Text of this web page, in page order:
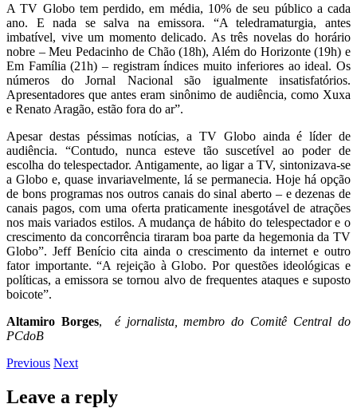
A TV Globo tem perdido, em média, 10% de seu público a cada
ano. E nada se salva na emissora. “A teledramaturgia, antes
imbatível, vive um momento delicado. As três novelas do horário
nobre – Meu Pedacinho de Chão (18h), Além do Horizonte (19h) e
Em Família (21h) – registram índices muito inferiores ao ideal. Os
números do Jornal Nacional são igualmente insatisfatórios.
Apresentadores que antes eram sinônimo de audiência, como Xuxa
e Renato Aragão, estão fora do ar”.
Apesar destas péssimas notícias, a TV Globo ainda é líder de
audiência. “Contudo, nunca esteve tão suscetível ao poder de
escolha do telespectador. Antigamente, ao ligar a TV, sintonizava-se
a Globo e, quase invariavelmente, lá se permanecia. Hoje há opção
de bons programas nos outros canais do sinal aberto – e dezenas de
canais pagos, com uma oferta praticamente inesgotável de atrações
nos mais variados estilos. A mudança de hábito do telespectador e o
crescimento da concorrência tiraram boa parte da hegemonia da TV
Globo”. Jeff Benício cita ainda o crescimento da internet e outro
fator importante. “A rejeição à Globo. Por questões ideológicas e
políticas, a emissora se tornou alvo de frequentes ataques e suposto
boicote”.
Altamiro Borges, é jornalista, membro do Comitê Central do
PCdoB
Previous Next
Leave a reply